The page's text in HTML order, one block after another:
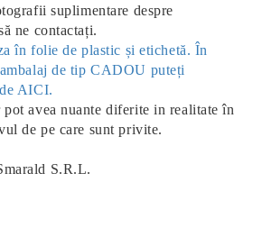
suplimentare despre
ne contactați.
în folie de plastic și etichetă. În
de tip CADOU puteți
AICI.
avea nuante diferite in realitate în
de pe care sunt privite.
S.R.L.